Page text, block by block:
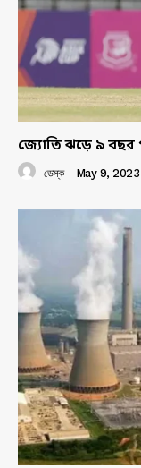
জ্যোতি ঝড়ে ৯ বছর
ডেস্ক - May 9, 2023